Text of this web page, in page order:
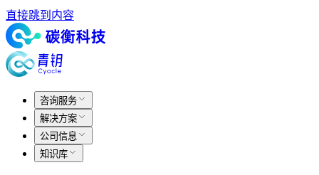
直接跳到内容
咨询服务
解决方案
公司信息
知识库